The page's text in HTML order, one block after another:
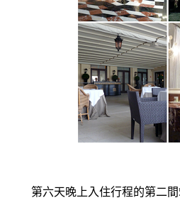
第六天晚上入住行程的第二間